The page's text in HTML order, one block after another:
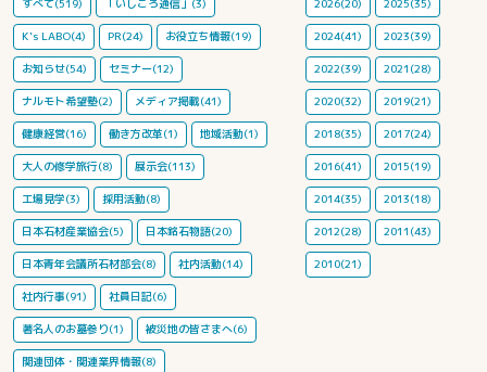
K's LABO(4) PR(24) お役立ち情報(19)
お知らせ(54) セミナー(12)
ナルモト希望塾(2) メディア掲載(41)
健康経営(16) 働き方改革(1) 地域活動(1)
大人の修学旅行(8) 展示会(113)
工場見学(3) 採用活動(8)
日本石材産業協会(5) 日本銘石物語(20)
日本青年会議所石材部会(8) 社内活動(14)
社内行事(91) 社員日記(6)
著名人のお墓参り(1) 被災地の皆さまへ(6)
関連団体・関連業界情報(8)
2024(41) 2023(39)
2022(39) 2021(28)
2020(32) 2019(21)
2018(35) 2017(24)
2016(41) 2015(19)
2014(35) 2013(18)
2012(28) 2011(43)
2010(21)